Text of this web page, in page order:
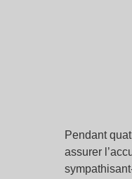
Pendant
assurer